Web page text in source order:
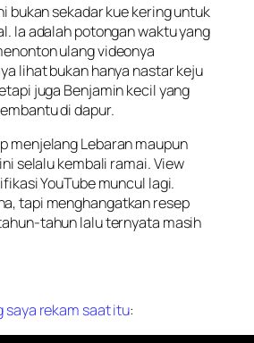
bukan sekadar kue kering untuk
Ia adalah potongan waktu yang
ulang videonya
lihat bukan hanya nastar keju
juga Benjamin kecil yang
di dapur.
menjelang Lebaran maupun
selalu kembali ramai. View
YouTube muncul lagi.
tapi menghangatkan resep
tahun lalu ternyata masih
saya rekam saat itu: